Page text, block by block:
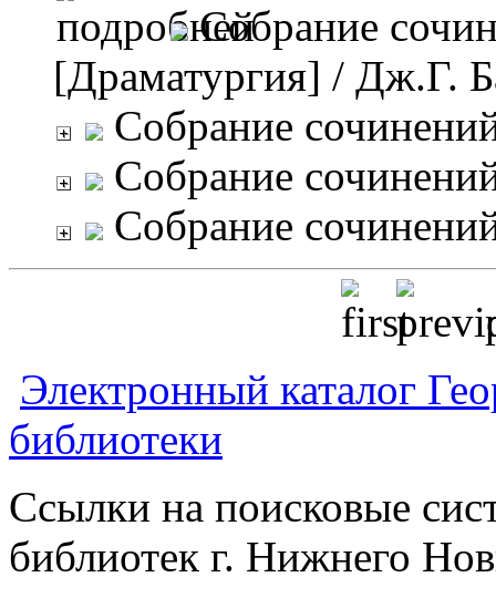
Собрание
[Драматургия] / Дж.Г.
Собрание
Собрание
Собрание
Электронный каталог
библиотеки
Ссылки на поисковые
библиотек г. Нижнего